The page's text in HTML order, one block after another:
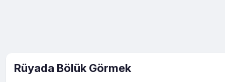
Rüyada Bölük Görmek